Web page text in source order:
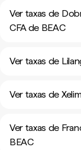
Ver taxas de
CFA de BEAC
Ver taxas de
Ver taxas de
Ver taxas de
BEAC